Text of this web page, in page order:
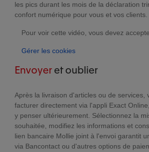
les pics durant les mois de la déclaration
confort numérique pour vous et vos clients.
Pour voir cette vidéo, vous devez
Gérer les cookies
Envoyeret oublier
Après la livraison d'articles ou de services,
facturer directement via l'appli Exact
y penser ultérieurement. Sélectionnez la
souhaitée, modifiez les informations et
lien bancaire Mollie joint à l'envoi garantit
via Bancontact ou d'autres options de